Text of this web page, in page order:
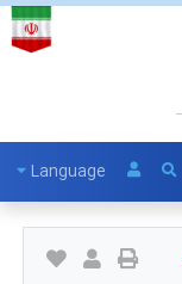
Language